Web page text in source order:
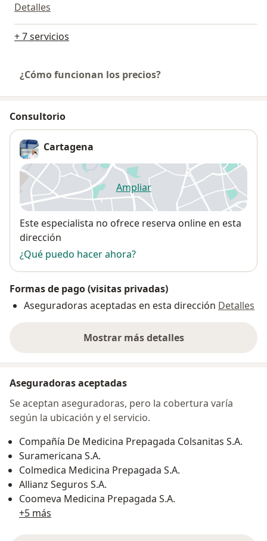
Detalles
+ 7 servicios
¿Cómo funcionan los precios?
Consultorio
Cartagena
Ampliarse abre en una nueva
Disponibilidad
Este especialista no ofrece reserva online en esta
dirección
¿Qué puedo hacer ahora?
Formas de pago (visitas privadas)
Aseguradoras aceptadas en esta dirección Detalles
Mostrar más detalles
sobre la dirección
Aseguradoras aceptadas
Se aceptan aseguradoras, pero la cobertura varía
según la ubicación y el servicio.
Compañía De Medicina Prepagada Colsanitas S.A.
Suramericana S.A.
Colmedica Medicina Prepagada S.A.
Allianz Seguros S.A.
Coomeva Medicina Prepagada S.A.
+5 más